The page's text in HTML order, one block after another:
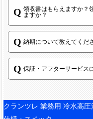
領収書はもらえますか？
ますか？
納期について教えてくだ
保証・アフターサービス
クランツレ 業務用 冷水高